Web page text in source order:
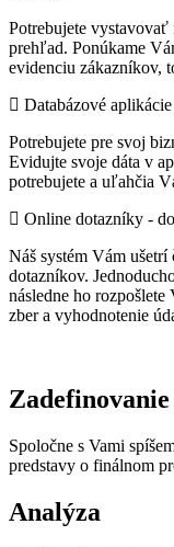
Potrebujete
prehľad. Ponúkame
evidenciu zákazníkov,
Databázové aplikácie
Potrebujete pre svoj
Evidujte svoje dáta v
potrebujete a uľahčia
Online dotazníky -
Náš systém Vám
dotazníkov.
následne ho rozpošlete
zber a vyhodnotenie
Spoločne s Vami
predstavy o finálnom
Analýza